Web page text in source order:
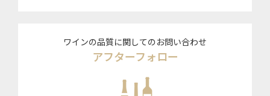
ワインの品質に関してのお問い合わせ
アフターフォロー